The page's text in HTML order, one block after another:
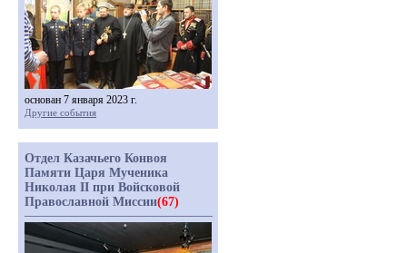
основан 7 января 2023 г.
Другие события
Отдел Казачьего Конвоя
Памяти Царя Мученика
Николая II при Войсковой
Православной Миссии(67)